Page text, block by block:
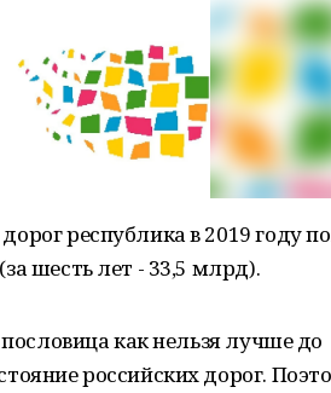
республика в 2019 году
шесть лет - 33,5 млрд).
как нельзя лучше до
российских дорог.